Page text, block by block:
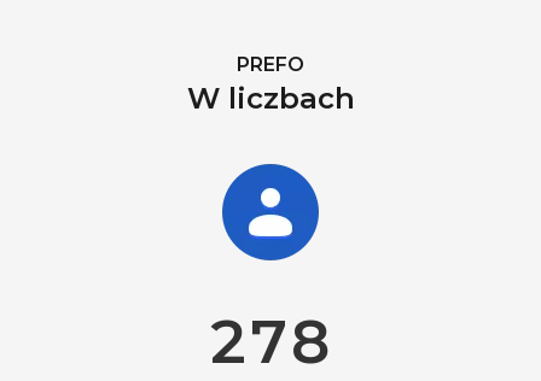
PREFO
W liczbach
278